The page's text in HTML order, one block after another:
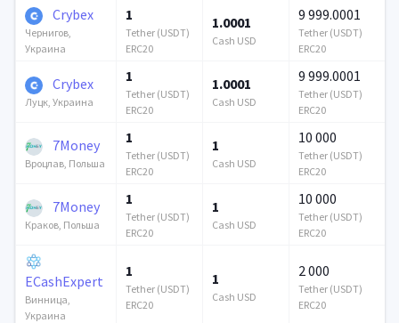
Crybex
Чернигов,
Украина
1
Tether (USDT)
ERC20
1.0001
Cash USD
9 999.0001
Tether (USDT)
ERC20
Crybex
Луцк, Украина
1
Tether (USDT)
ERC20
1.0001
Cash USD
9 999.0001
Tether (USDT)
ERC20
7Money
Вроцлав, Польша
1
Tether (USDT)
ERC20
1
Cash USD
10 000
Tether (USDT)
ERC20
7Money
Краков, Польша
1
Tether (USDT)
ERC20
1
Cash USD
10 000
Tether (USDT)
ERC20
ECashExpert
Винница,
Украина
1
Tether (USDT)
ERC20
1
Cash USD
2 000
Tether (USDT)
ERC20